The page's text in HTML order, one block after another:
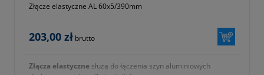
Złącze elastyczne AL 60x5/390mm
203,00 zł brutto
Złącza elastyczne służą do łączenia szyn aluminiowych